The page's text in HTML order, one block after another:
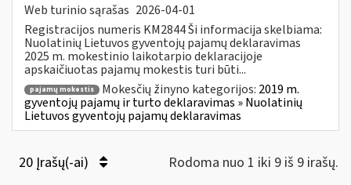
Web turinio sąrašas 2026-04-01
Registracijos numeris KM2844 Ši informacija skelbiama:
Nuolatinių Lietuvos gyventojų pajamų deklaravimas
2025 m. mokestinio laikotarpio deklaracijoje
apskaičiuotas pajamų mokestis turi būti...
pajamų mokestis Mokesčių žinyno kategorijos: 2019 m.
gyventojų pajamų ir turto deklaravimas » Nuolatinių
Lietuvos gyventojų pajamų deklaravimas
20 Įrašų(-ai) Rodoma nuo 1 iki 9 iš 9 irašų.